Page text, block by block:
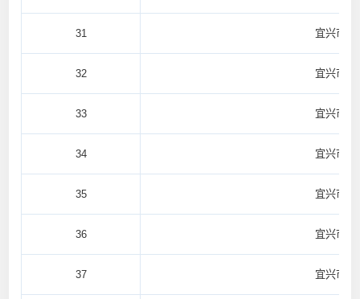
31 宜兴市徐
32 宜兴市徐
33 宜兴市徐
34 宜兴市徐
35 宜兴市官
36 宜兴市杨
37 宜兴市杨